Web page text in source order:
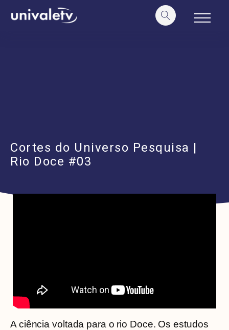
conteúdo
Cortes do Universo Pesquisa |
Rio Doce #03
A ciência voltada para o rio Doce. Os estudos